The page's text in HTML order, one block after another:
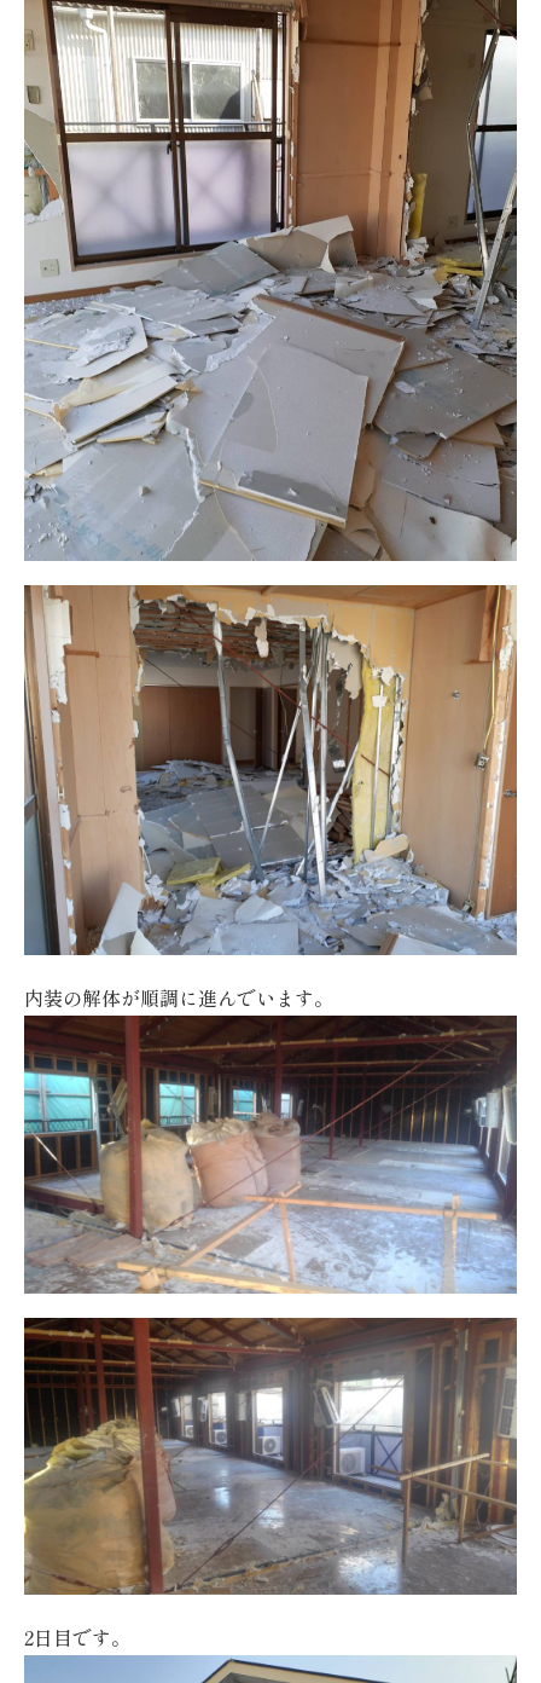
内装の解体が順調に進んでいます。
2日目です。